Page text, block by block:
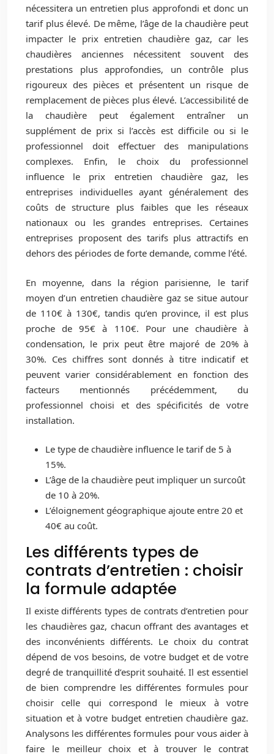
nécessitera un entretien plus approfondi et donc un
tarif plus élevé. De même, l’âge de la chaudière peut
impacter le prix entretien chaudière gaz, car les
chaudières anciennes nécessitent souvent des
prestations plus approfondies, un contrôle plus
rigoureux des pièces et présentent un risque de
remplacement de pièces plus élevé. L’accessibilité de
la chaudière peut également entraîner un
supplément de prix si l’accès est difficile ou si le
professionnel doit effectuer des manipulations
complexes. Enfin, le choix du professionnel
influence le prix entretien chaudière gaz, les
entreprises individuelles ayant généralement des
coûts de structure plus faibles que les réseaux
nationaux ou les grandes entreprises. Certaines
entreprises proposent des tarifs plus attractifs en
dehors des périodes de forte demande, comme l’été.
En moyenne, dans la région parisienne, le tarif
moyen d’un entretien chaudière gaz se situe autour
de 110€ à 130€, tandis qu’en province, il est plus
proche de 95€ à 110€. Pour une chaudière à
condensation, le prix peut être majoré de 20% à
30%. Ces chiffres sont donnés à titre indicatif et
peuvent varier considérablement en fonction des
facteurs mentionnés précédemment, du
professionnel choisi et des spécificités de votre
installation.
Le type de chaudière influence le tarif de 5 à
15%.
L’âge de la chaudière peut impliquer un surcoût
de 10 à 20%.
L’éloignement géographique ajoute entre 20 et
40€ au coût.
Les différents types de
contrats d’entretien : choisir
la formule adaptée
Il existe différents types de contrats d’entretien pour
les chaudières gaz, chacun offrant des avantages et
des inconvénients différents. Le choix du contrat
dépend de vos besoins, de votre budget et de votre
degré de tranquillité d’esprit souhaité. Il est essentiel
de bien comprendre les différentes formules pour
choisir celle qui correspond le mieux à votre
situation et à votre budget entretien chaudière gaz.
Analysons les différentes formules pour vous aider à
faire le meilleur choix et à trouver le contrat